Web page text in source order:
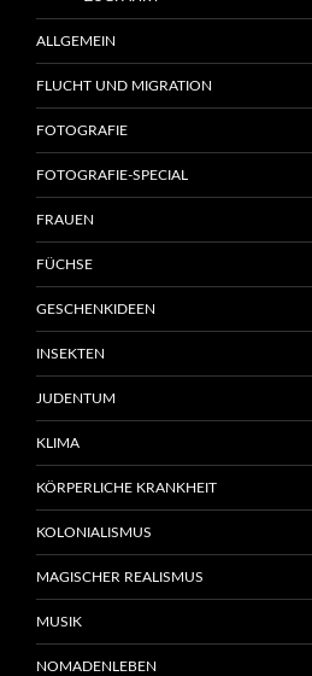
ALLGEMEIN
FLUCHT UND MIGRATION
FOTOGRAFIE
FOTOGRAFIE-SPECIAL
FRAUEN
FÜCHSE
GESCHENKIDEEN
INSEKTEN
JUDENTUM
KLIMA
KÖRPERLICHE KRANKHEIT
KOLONIALISMUS
MAGISCHER REALISMUS
MUSIK
NOMADENLEBEN